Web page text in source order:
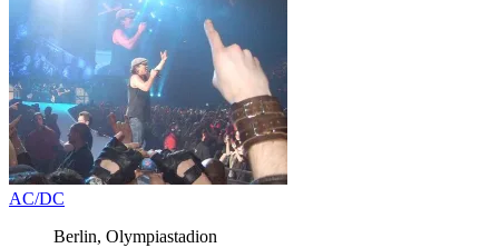
AC/DC
Berlin, Olympiastadion